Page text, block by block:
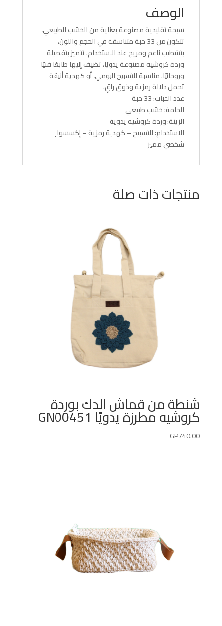
الوصف
سبحة تقليدية مصنوعة بعناية من الخشب الطبيعي،
تتكون من 33 حبة متناسقة في الحجم واللون،
بتشطيب ناعم ومريح عند الاستخدام. تتميز بتفصيلة
وردة كروشيه مصنوعة يدويًا، تضيف إليها طابعًا فنيًا
وروحانيًا. مناسبة للتسبيح اليومي، أو كهدية أنيقة
تحمل دلالة رمزية وذوق راقٍ.
عدد الحبات: 33 حبة
الخامة: خشب طبيعي
الزينة: وردة كروشيه يدوية
الاستخدام: للتسبيح – كهدية رمزية – إكسسوار
شخصي مميز
منتجات ذات صلة
شنطة من قماش الدك بوردة
كروشيه مطرزة يدويًا GN00451
EGP740.00